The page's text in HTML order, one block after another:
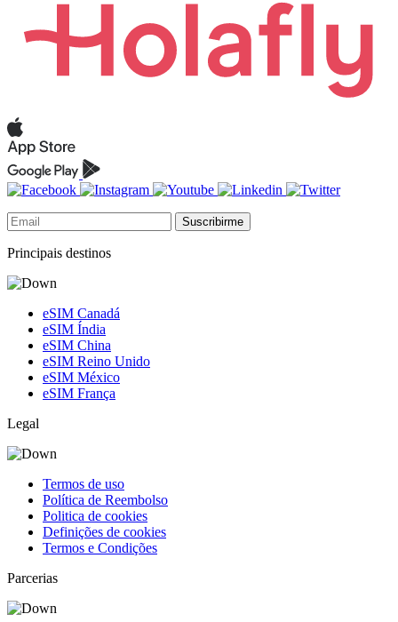
Suscribirme
Principais destinos
eSIM Canadá
eSIM Índia
eSIM China
eSIM Reino Unido
eSIM México
eSIM França
Legal
Termos de uso
Política de Reembolso
Politica de cookies
Definições de cookies
Termos e Condições
Parcerias